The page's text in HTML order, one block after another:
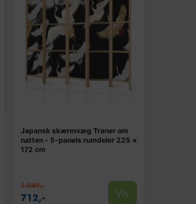
Japansk skærmvæg Traner om
natten - 5-panels rumdeler 225 ×
172 cm
1.049,-
712,- Vis